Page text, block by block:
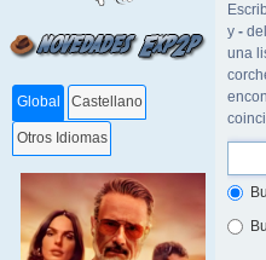
Global Castellano
Otros Idiomas
y -
una